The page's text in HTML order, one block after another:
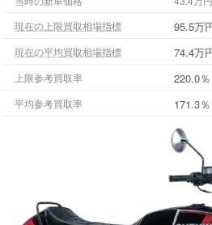
現在の上限買取相場指標
95.5万
現在の平均買取相場指標 74.4万
上限参考買取率 220.0％
平均参考買取率 171.3％